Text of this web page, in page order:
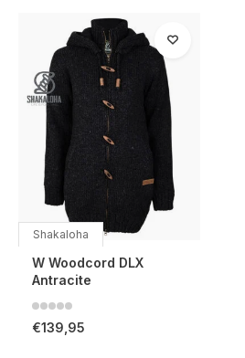
Shakaloha
W Woodcord DLX
Antracite
€139,95